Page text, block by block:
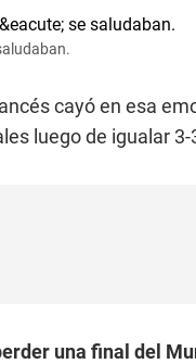
cayó en esa
luego de igualar
una final del